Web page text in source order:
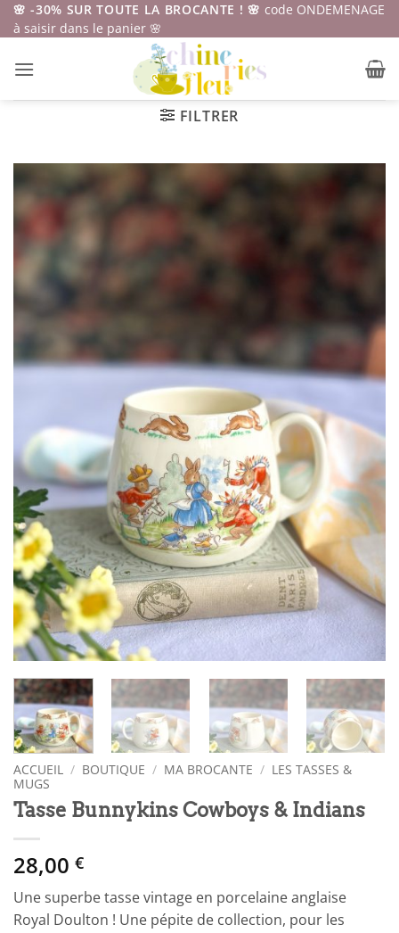
Passer
au
🌸 -30% SUR TOUTE LA BROCANTE ! 🌸 code ONDEMENAGE
à saisir dans le panier 🌸
FILTRER
ACCUEIL / BOUTIQUE / MA BROCANTE / LES TASSES &
MUGS
Tasse Bunnykins Cowboys & Indians
28,00 €
Une superbe tasse vintage en porcelaine anglaise
Royal Doulton ! Une pépite de collection, pour les